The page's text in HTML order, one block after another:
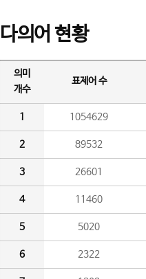
다의어 현황
의미
개수
표제어 수
1 1054629
2 89532
3 26601
4 11460
5 5020
6 2322